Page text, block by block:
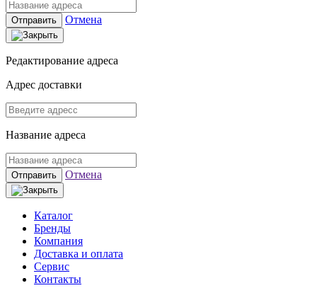
Отправить Отмена
Редактирование адреса
Адрес доставки
Название адреса
Отправить Отмена
Каталог
Бренды
Компания
Доставка и оплата
Сервис
Контакты